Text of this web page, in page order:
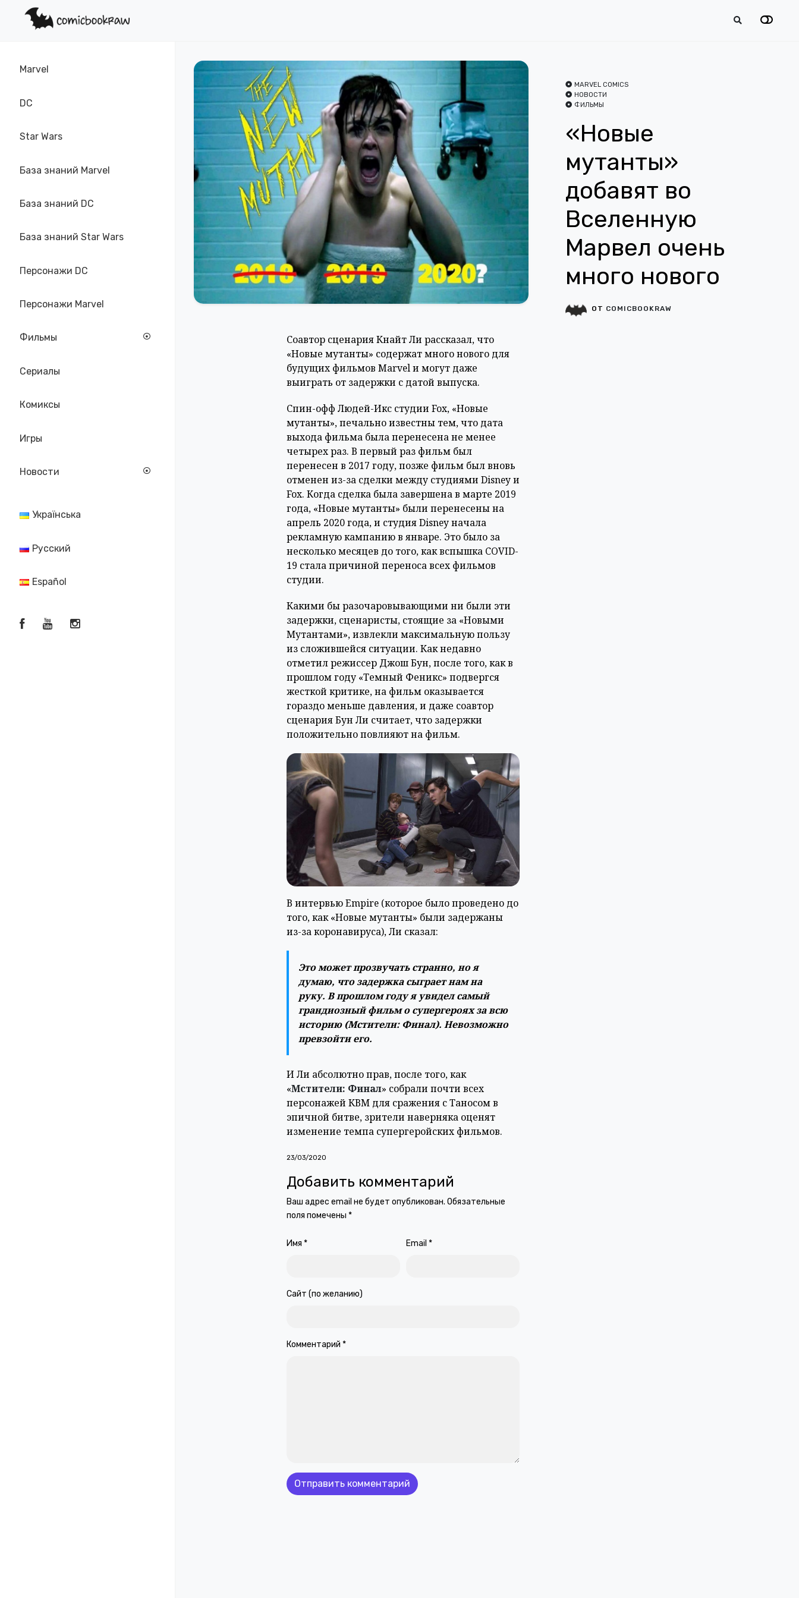
Marvel
DC
Star Wars
База знаний Marvel
База знаний DC
База знаний Star Wars
Персонажи DC
Персонажи Marvel
Фильмы
Сериалы
Комиксы
Игры
Новости
Українська
Русский
Español
Соавтор сценария Кнайт Ли рассказал, что
«Новые мутанты» содержат много нового для
будущих фильмов Marvel и могут даже
выиграть от задержки с датой выпуска.
Спин-офф Людей-Икс студии Fox, «Новые
мутанты», печально известны тем, что дата
выхода фильма была перенесена не менее
четырех раз. В первый раз фильм был
перенесен в 2017 году, позже фильм был вновь
отменен из-за сделки между студиями Disney и
Fox. Когда сделка была завершена в марте 2019
года, «Новые мутанты» были перенесены на
апрель 2020 года, и студия Disney начала
рекламную кампанию в январе. Это было за
несколько месяцев до того, как вспышка COVID-
19 стала причиной переноса всех фильмов
студии.
Какими бы разочаровывающими ни были эти
задержки, сценаристы, стоящие за «Новыми
Мутантами», извлекли максимальную пользу
из сложившейся ситуации. Как недавно
отметил режиссер Джош Бун, после того, как в
прошлом году «Темный Феникс» подвергся
жесткой критике, на фильм оказывается
гораздо меньше давления, и даже соавтор
сценария Бун Ли считает, что задержки
положительно повлияют на фильм.
В интервью Empire (которое было проведено до
того, как «Новые мутанты» были задержаны
из-за коронавируса), Ли сказал:
Это может прозвучать странно, но я
думаю, что задержка сыграет нам на
руку. В прошлом году я увидел самый
грандиозный фильм о супергероях за всю
историю (Мстители: Финал). Невозможно
превзойти его.
И Ли абсолютно прав, после того, как
«Мстители: Финал» собрали почти всех
персонажей КВМ для сражения с Таносом в
эпичной битве, зрители наверняка оценят
изменение темпа супергеройских фильмов.
23/03/2020
Добавить комментарий
Ваш адрес email не будет опубликован. Обязательные
поля помечены *
Имя * Email*
Сайт (по желанию)
Комментарий *
MARVEL COMICS
НОВОСТИ
ФИЛЬМЫ
«Новые
мутанты»
добавят во
Вселенную
Марвел очень
много нового
ОТ COMICBOOKRAW